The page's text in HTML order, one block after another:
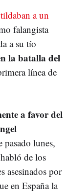
tildaban a un
falangista
a su tío
la batalla del
línea de
a favor del
pasado lunes,
de los
asesinados por
en España la